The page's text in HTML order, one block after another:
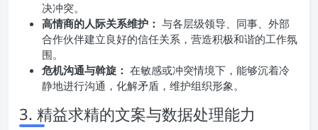
决冲突。
高情商的人际关系维护： 与各层级领导、同事、外部
合作伙伴建立良好的信任关系，营造积极和谐的工作氛
围。
危机沟通与斡旋： 在敏感或冲突情境下，能够沉着冷
静地进行沟通，化解矛盾，维护组织形象。
3. 精益求精的文案与数据处理能力